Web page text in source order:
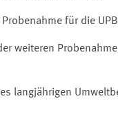
für die
weiteren
langjährigen